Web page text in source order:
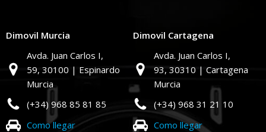
Dimovil Murcia
Avda. Juan Carlos I,
59, 30100 | Espinardo
Murcia
(+34) 968 85 81 85
Como llegar
Dimovil Cartagena
Avda. Juan Carlos I,
93, 30310 | Cartagena
Murcia
(+34) 968 31 21 10
Como llegar